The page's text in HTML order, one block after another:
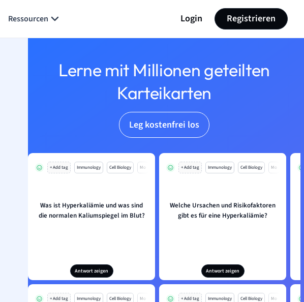
Ressourcen Login Registrieren
Lerne mit Millionen geteilten
Karteikarten
Leg kostenfrei los
+ Add tag Immunology Cell Biology Mo
Was ist Hyperkaliämie und was sind
die normalen Kaliumspiegel im Blut?
Antwort zeigen
+ Add tag Immunology Cell Biology Mo
Welche Ursachen und Risikofaktoren
gibt es für eine Hyperkaliämie?
Antwort zeigen
+ Add tag Immunology Cell Biology Mo + Add tag Immunology Cell Biology Mo